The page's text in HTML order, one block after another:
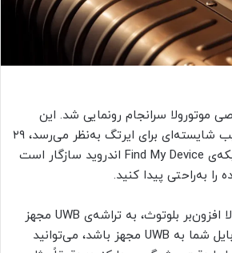
موتورولا سرانجام رونمایی شد. این
ردیاب هوشمند که رقیب شایسته‌ای برای ایرتگ به‌نظر می‌رسد، ۲۹
دلار قیمت دارد و با شبکه‌ی Find My Device اندروید سازگار است
را به‌راحتی پیدا کنید.
ردیاب هوشمند موتورولا افزون‌بر بلوتوث، به تراشه‌ی UWB مجهز
است. این یعنی اگر موبایل شما به UWB مجهز باشد، می‌توانید